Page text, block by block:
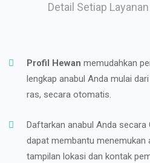
Detail Setiap
Profil Hewan memudahkan
lengkap anabul Anda mulai
ras, secara otomatis.
Daftarkan anabul Anda secara
dapat membantu menemukan
tampilan lokasi dan kontak